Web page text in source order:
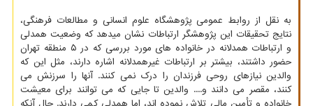
به نقل از روابط عمومی پژوهشگاه علوم انسانی و مطالعات فرهنگی،
نتایج تحقیقات این پژوهشگر ارتباطات نشان میدهد که وضعیت همدلی
و ارتباطات همدلانه در خانواده های مورد بررسی که در ۵ منطقه تهران
حضور داشتند، بیشتر بر ارتباطات غیرهمدلانه اشاره دارند، مثل این که
والدین نیازهای روحی فرزندان را درک نمی کنند. آنها را سرزنش می
کنند، مقصر می دانند و.... والدین تا جایی که می توانند برای معیشت
خانواده و تأمین مالی تلاش نموده اند، اما همدلی کمی دارند. حال آنکه